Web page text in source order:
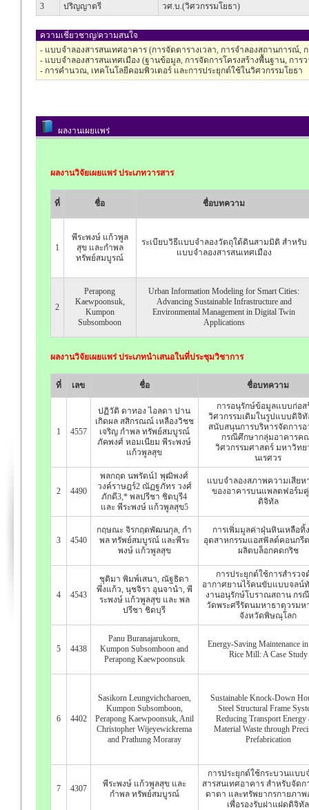
3
ปริญญาตรี วศ.บ.(วิศวกรรมโยธา)
ความเชี่ยวชาญ/ความสนใจ
- แบบจำลองสารสนเทศอาคาร (การจัดตารางเวลา, การจำลองสถานการณ์
- แบบจำลองสารสนเทศเมือง (ฐานข้อมูล, การจัดการโครงสร้างพื้นฐาน, การ
- การคำนวณ, เทคโนโลยีคอมพิวเตอร์ และการประยุกต์ใช้ในวิศวกรรมโยธา
ผลงานเผยแพร่
ผลงานวิจัยเผยแพร่ ประเภทวารสาร
ที่ ชื่อ ชื่อบทความ
1
พีระพงษ์ แก้วพูล
สุข และกําพล
ทรัพย์สมบูรณ์
ระเบียบวิธีแบบจำลองวัตถุใต้ดินสามมิติ สำหรับ
แบบจำลองสารสนเทศเมือง
2
Perapong
Kaewpoonsuk,
Kumpon
Subsomboon
Urban Information Modeling for Smart Cities:
Advancing Sustainable Infrastructure and
Environmental Management in Digital Twin
Applications
ผลงานวิจัยเผยแพร่ ประเภทนำเสนอในที่ประชุมวิชาการ
ที่ เลข ชื่อ ชื่อบทความ
1 4557
ปฏิวัติ ดาทอง ไอลดา ปาน
เกิดผล สสิกรณณ์ เหลืองวิชช
เจริญ กำพล ทรัพย์สมบูรณ์
ภัคพงศ์ หอมเนียม พีระพงษ์
แก้วพูลสุข
การอนุรักษ์ข้อมูลแบบก่อส
วิศวกรรมเดิมในรูปแบบดิจิทั
สนับสนุนการบริหารจัดการอ
กรณีศึกษากลุ่มอาคารค
วิศวกรรมศาสตร์ มหาวิทย
นเรศวร
2 4490
พลกฤต นพรัตน์1 พุฒิพงศ์
วงค์ราษฎร์2 ณัฏฐภัทร วงศ์
ภักดี3,* พลปรีชา ชิดบุรี4
และ พีระพงษ์ แก้วพูลสุข5
แบบจำลองสภาพความเสียห
ของอาคารบนแพลตฟอร์ม
ดิจิทัล
3 4540
กฤษณะ จิรกฤตพัฒนกุล, กํา
พล ทรัพย์สมบูรณ์ และพีระ
พงษ์ แก้วพูลสุข
การเพิ่มมูลค่าฝุ่นหินเหลือทิ้
อุตสาหกรรมแอสฟัลต์คอนกรี
ผลิตบล็อกคดกริช
4 4543
ชุติมา พิมพ์เสนา, ณัฐธิดา
พึ่งแก้ว, นุชจิรา อุนจานำ, พี
ระพงษ์ แก้วพูลสุข และ พล
ปรีชา ชิดบุรี
การประยุกต์ใช้การสำรวจ
อากาศยานไร้คนขับแบบจลน์
งานอนุรักษ์โบราณสถาน กร
วัดพระศรีรัตนมหาธาตุวรมห
จังหวัดพิษณุโลก
5 4438
Panu Buranajarukorn,
Kumpon Subsomboon and
Perapong Kaewpoonsuk
Energy-Saving Maintenance
Rice Mill: A Case Study
6 4402
Sasikorn Leungvichcharoen,
Kumpon Subsomboon,
Perapong Kaewpoonsuk, Anil
Christopher Wijeyewickrema
and Prathung Moraray
Sustainable Knock-Down
Steel Structural Frame
Reducing Transport Energy
Material Waste through
Prefabrication
7 4307
พีระพงษ์ แก้วพูลสุข และ
กำพล ทรัพย์สมบูรณ์
การประยุกต์ใช้กระบวนแบบ
สารสนเทศอาคาร สำหรับจัดก
ดาตา และทรัพยากรกายภาพ
เพื่อรองรับฝาแฝดดิจิทัล